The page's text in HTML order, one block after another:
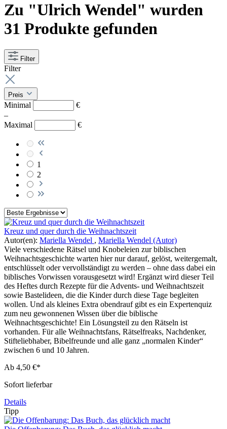
Zu "Ulrich Wendel" wurden
31 Produkte gefunden
Filter
Filter
Preis
Minimal
€
–
Maximal
€
1
2
Kreuz und quer durch die Weihnachtszeit
Autor(en): Mariella Wendel , Mariella Wendel (Autor)
Viele verschiedene Rätsel und Knobeleien zur biblischen
Weihnachtsgeschichte warten hier nur darauf, gelöst, weitergemalt,
entschlüsselt oder vervollständigt zu werden – ohne dass dabei ein
biblisches Vorwissen vorausgesetzt wird! Ergänzt wird dieser Teil
des Heftes durch Rezepte für die Advents- und Weihnachtszeit
sowie Bastelideen, die die Kinder durch diese Tage begleiten
wollen. Und als kleines Extra obendrauf gibt es ein Expertenquiz
zum neu gewonnenen Wissen über die biblische
Weihnachtsgeschichte! Ein Lösungsteil zu den Rätseln ist
vorhanden. Für alle Weihnachtsfans, Rätselfreaks, Nachdenker,
Stifteliebhaber, Bibelfreunde und alle ganz „normalen Kinder“
zwischen 6 und 10 Jahren.
Ab 4,50 €*
Sofort lieferbar
Details
Tipp